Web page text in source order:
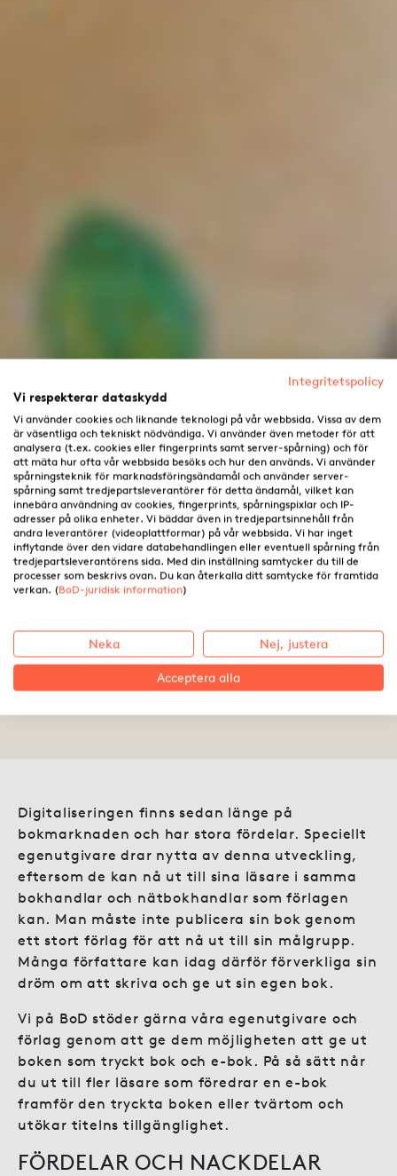
bok
Digitaliseringen finns sedan länge på
bokmarknaden och har stora fördelar. Speciellt
egenutgivare drar nytta av denna utveckling,
eftersom de kan nå ut till sina läsare i samma
bokhandlar och nätbokhandlar som förlagen
kan. Man måste inte publicera sin bok genom
ett stort förlag för att nå ut till sin målgrupp.
Många författare kan idag därför förverkliga sin
dröm om att skriva och ge ut sin egen bok.
Vi på BoD stöder gärna våra egenutgivare och
förlag genom att ge dem möjligheten att ge ut
boken som tryckt bok och e-bok. På så sätt når
du ut till fler läsare som föredrar en e-bok
framför den tryckta boken eller tvärtom och
utökar titelns tillgänglighet.
FÖRDELAR OCH NACKDELAR
Integritetspolicy
Vi respekterar dataskydd
Vi använder cookies och liknande teknologi på vår webbsida. Vissa av dem
är väsentliga och tekniskt nödvändiga. Vi använder även metoder för att
analysera (t.ex. cookies eller fingerprints samt server-spårning) och för
att mäta hur ofta vår webbsida besöks och hur den används. Vi använder
spårningsteknik för marknadsföringsändamål och använder server-
spårning samt tredjepartsleverantörer för detta ändamål, vilket kan
innebära användning av cookies, fingerprints, spårningspixlar och IP-
adresser på olika enheter. Vi bäddar även in tredjepartsinnehåll från
andra leverantörer (videoplattformar) på vår webbsida. Vi har inget
inflytande över den vidare databehandlingen eller eventuell spårning från
tredjepartsleverantörens sida. Med din inställning samtycker du till de
processer som beskrivs ovan. Du kan återkalla ditt samtycke för framtida
verkan. (BoD-juridisk information)
Neka Nej, justera
Acceptera alla